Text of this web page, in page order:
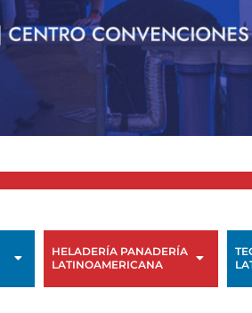
HELADERÍA PANADERÍA
LATINOAMERICANA